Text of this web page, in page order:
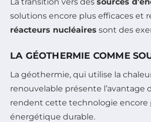
solutions encore plus efficaces et
réacteurs nucléaires sont des
LA GÉOTHERMIE COMME
La géothermie, qui utilise la
renouvelable présente
rendent cette technologie encore
énergétique durable.